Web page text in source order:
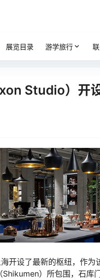
展览目录 游学旅行
Studio）开
开设了最新的枢纽，作
）所包围，石库